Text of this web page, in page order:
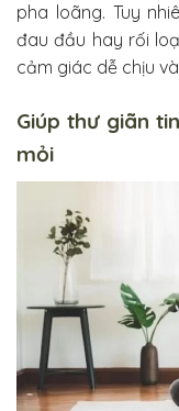
pha loãng. Tuy
đau đầu hay rối
cảm giác dễ chịu
Giúp thư giãn
mỏi